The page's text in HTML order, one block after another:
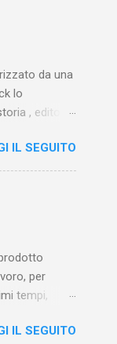
da una
lo
, edito da
End e a
una
End e
IL SEGUITO
per
tempi,
tempo e che
IL SEGUITO